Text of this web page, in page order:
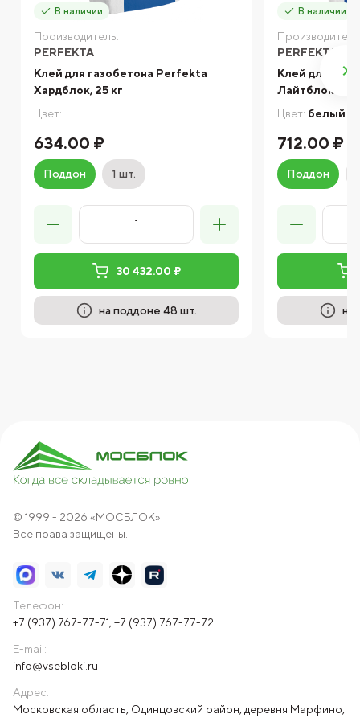
В наличии
Производитель:
PERFEKTA
Клей для газобетона Perfekta
Хардблок, 25 кг
Цвет:
634.00 ₽
Поддон 1 шт.
30 432.00 ₽
на поддоне 48 шт.
В наличии
PERFEKTA
Клей для
Лайтблок
Цвет: белый
712.00 ₽
Поддон
на
© 1999 - 2026 «МОСБЛОК».
Все права защищены.
Телефон:
+7 (937) 767-77-71 +7 (937) 767-77-72
E-mail:
info@vsebloki.ru
Адрес:
Московская область, Одинцовский район, деревня Марфино,